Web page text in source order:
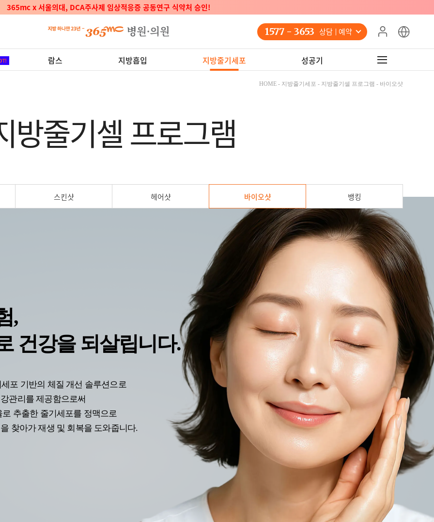
365mc x 서울의대, DCA주사제 임상적응증 공동연구 식약처 승인!
1577 - 3653 상담 예약
람스 지방흡입 지방줄기세포 성공기
HOME - 지방줄기세포 - 지방줄기셀 프로그램 - 바이오샷
방줄기셀 프로그램
스킨샷 헤어샷 바이오샷 뱅킹
,
건강을 되살립니다.
포 기반의 체질 개선 솔루션으로
관리를 제공함으로써
추출한 줄기세포를 정맥으로
찾아가 재생 및 회복을 도와줍니다.